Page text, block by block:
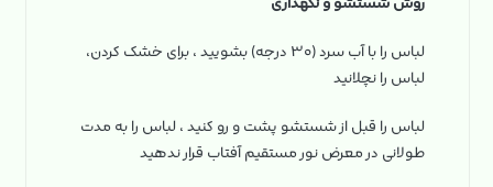
لباس را با آب سرد (۳۰ درجه) بشویید ، برای خشک کردن،
لباس را نچلانید
لباس را قبل از شستشو پشت و رو کنید ، لباس را به مدت
طولانی در معرض نور مستقیم آفتاب قرار ندهید